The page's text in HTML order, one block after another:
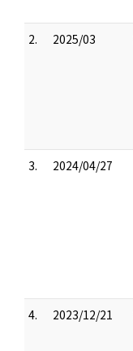
2. 2025/03
3. 2024/04/27
4. 2023/12/21